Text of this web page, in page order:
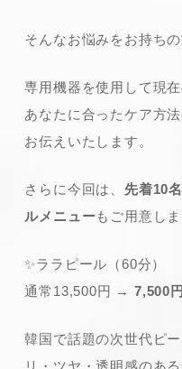
そんなお悩みをお持ち
専用機器を使用して現
あなたに合ったケア方
お伝えいたします。
さらに今回は、 先着10
ルメニューもご用意しま
✨ララピール（60分）
通常13,500円 → 7,500
韓国で話題の次世代ピ
リ・ツヤ・透明感のあ